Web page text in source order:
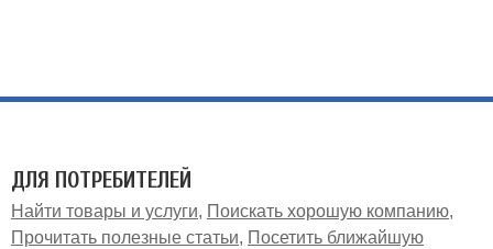
ДЛЯ ПОТРЕБИТЕЛЕЙ
Найти товары и услуги
Поискать хорошую компанию
Прочитать полезные статьи
Посетить ближайшую